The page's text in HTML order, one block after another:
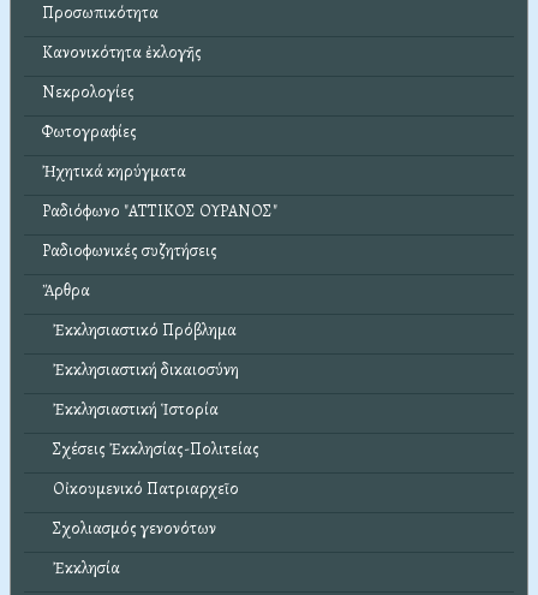
Προσωπικότητα
Κανονικότητα ἐκλογῆς
Νεκρολογίες
Φωτογραφίες
Ἠχητικά κηρύγματα
Ραδιόφωνο "ΑΤΤΙΚΟΣ ΟΥΡΑΝΟΣ"
Ραδιοφωνικές συζητήσεις
Ἄρθρα
Ἐκκλησιαστικό Πρόβλημα
Ἐκκλησιαστική δικαιοσύνη
Ἐκκλησιαστική Ἱστορία
Σχέσεις Ἐκκλησίας-Πολιτείας
Οἰκουμενικό Πατριαρχεῖο
Σχολιασμός γενονότων
Ἐκκλησία